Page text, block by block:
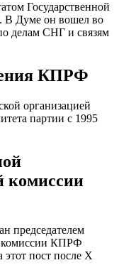
Государственной
В Думе он вошел во
делам СНГ и связям
КПРФ
организацией
партии с 1995
комиссии
председателем
комиссии КПРФ
пост после X